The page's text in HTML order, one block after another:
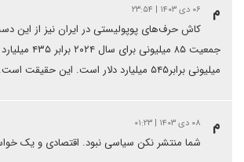
م ۰۶ دی ۱۴۰۳ | ۲۳:۵۴
میلیونی برابر۵۴۵ میلیارد دلار است. این حقیقت است.
م ۰۸ دی ۱۴۰۳ | ۰۱:۲۳
شما منتشر نکن سیاسی نبود. اقتصادی و یک